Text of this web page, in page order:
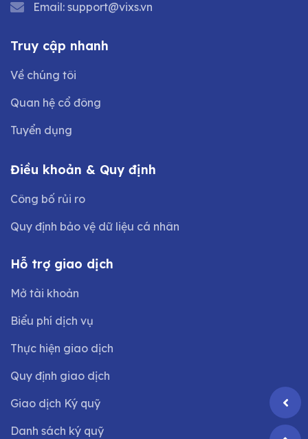
Email: support@vixs.vn
Truy cập nhanh
Về chúng tôi
Quan hệ cổ đông
Tuyển dụng
Điều khoản & Quy định
Công bố rủi ro
Quy định bảo vệ dữ liệu cá nhân
Hỗ trợ giao dịch
Mở tài khoản
Biểu phí dịch vụ
Thực hiện giao dịch
Quy định giao dịch
Giao dịch Ký quỹ
Danh sách ký quỹ